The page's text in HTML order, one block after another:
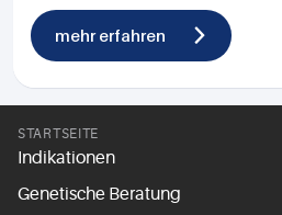
mehr erfahren
STARTSEITE
Indikationen
Genetische Beratung